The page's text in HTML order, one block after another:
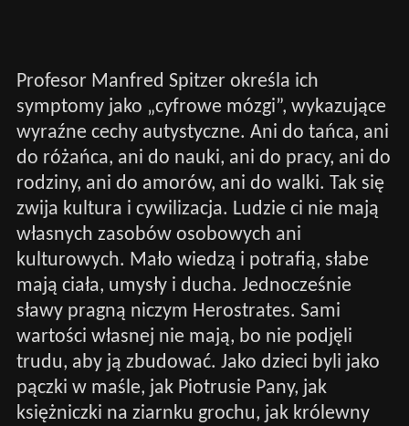
Profesor Manfred Spitzer określa ich
symptomy jako „cyfrowe mózgi”, wykazujące
wyraźne cechy autystyczne. Ani do tańca, ani
do różańca, ani do nauki, ani do pracy, ani do
rodziny, ani do amorów, ani do walki. Tak się
zwija kultura i cywilizacja. Ludzie ci nie mają
własnych zasobów osobowych ani
kulturowych. Mało wiedzą i potrafią, słabe
mają ciała, umysły i ducha. Jednocześnie
sławy pragną niczym Herostrates. Sami
wartości własnej nie mają, bo nie podjęli
trudu, aby ją zbudować. Jako dzieci byli jako
pączki w maśle, jak Piotrusie Pany, jak
księżniczki na ziarnku grochu, jak królewny